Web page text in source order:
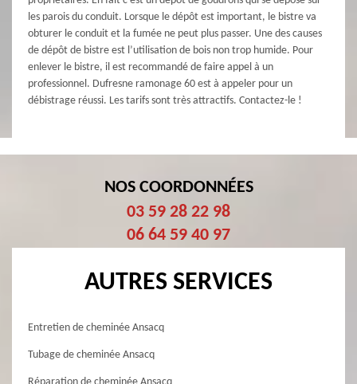
les parois du conduit. Lorsque le dépôt est important, le bistre va
obturer le conduit et la fumée ne peut plus passer. Une des causes
de dépôt de bistre est l’utilisation de bois non trop humide. Pour
enlever le bistre, il est recommandé de faire appel à un
professionnel. Dufresne ramonage 60 est à appeler pour un
débistrage réussi. Les tarifs sont très attractifs. Contactez-le !
NOS COORDONNÉES
03 59 28 22 98
06 64 59 40 97
AUTRES SERVICES
Entretien de cheminée Ansacq
Tubage de cheminée Ansacq